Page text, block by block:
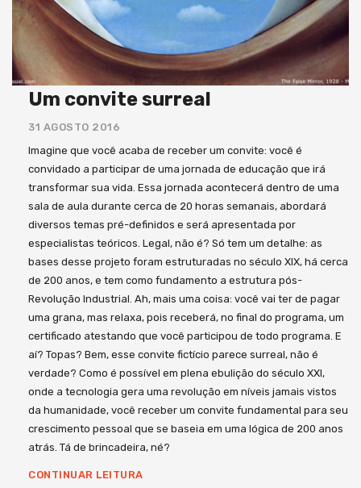
Um convite surreal
31 AGOSTO 2016
Imagine que você acaba de receber um convite: você é
convidado a participar de uma jornada de educação que irá
transformar sua vida. Essa jornada acontecerá dentro de uma
sala de aula durante cerca de 20 horas semanais, abordará
diversos temas pré-definidos e será apresentada por
especialistas teóricos. Legal, não é? Só tem um detalhe: as
bases desse projeto foram estruturadas no século XIX, há cerca
de 200 anos, e tem como fundamento a estrutura pós-
Revolução Industrial. Ah, mais uma coisa: você vai ter de pagar
uma grana, mas relaxa, pois receberá, no final do programa, um
certificado atestando que você participou de todo programa. E
aí? Topas? Bem, esse convite fictício parece surreal, não é
verdade? Como é possível em plena ebulição do século XXI,
onde a tecnologia gera uma revolução em níveis jamais vistos
da humanidade, você receber um convite fundamental para seu
crescimento pessoal que se baseia em uma lógica de 200 anos
atrás. Tá de brincadeira, né?
CONTINUAR LEITURA